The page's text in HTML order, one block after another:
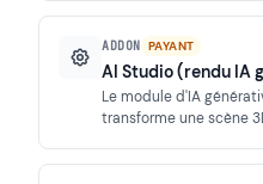
animer rapidement des
ADDON PAYANT
AI Studio (rendu IA
Le module d'IA
transforme une scène
cohérence des